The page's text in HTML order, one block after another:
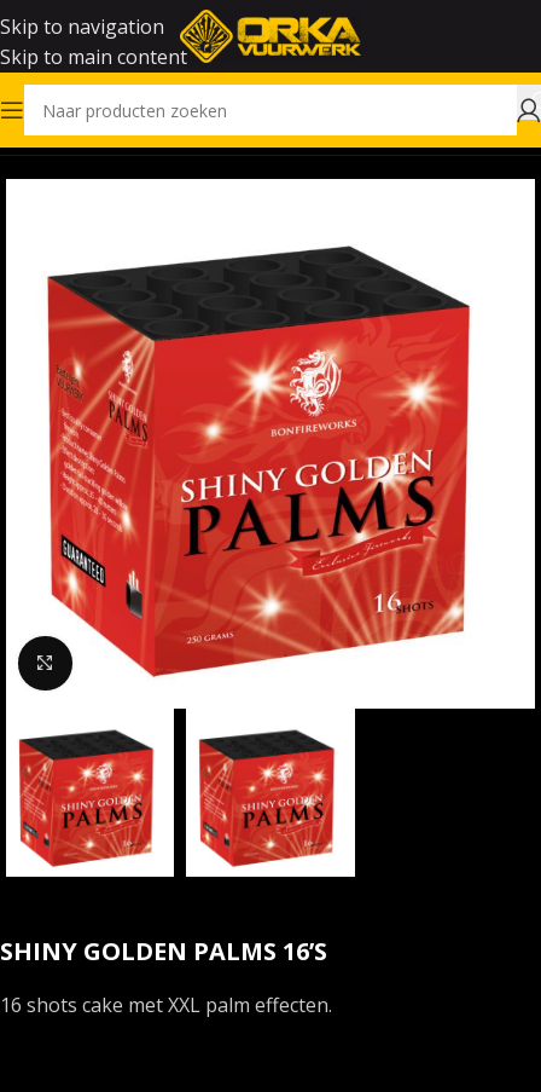
Skip to navigation
Skip to main content
Home Vuurwerk
Klik om te vergroten
SHINY GOLDEN PALMS 16’S
16 shots cake met XXL palm effecten.